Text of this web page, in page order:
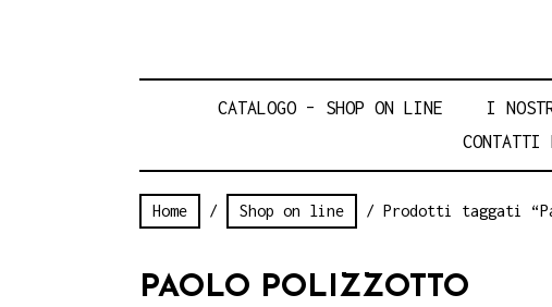
CATALOGO – SHOP ON LINE I
CONTATTI
Home / Shop on line / Prodotti taggati
PAOLO POLIZZOTTO